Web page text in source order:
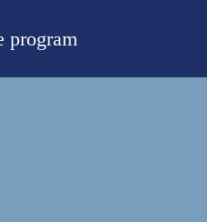
program